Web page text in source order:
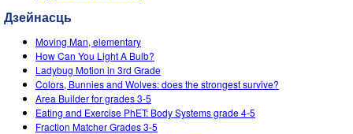
Дзейнасць
Moving Man, elementary
How Can You Light A Bulb?
Ladybug Motion in 3rd Grade
Colors, Bunnies and Wolves: does the strongest survive?
Area Builder for grades 3-5
Eating and Exercise PhET: Body Systems grade 4-5
Fraction Matcher Grades 3-5